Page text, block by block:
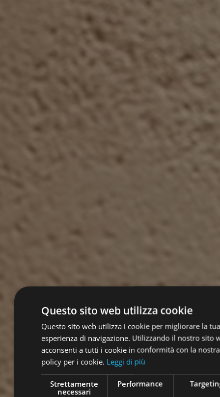
Questo sito web utilizza cookie
Questo sito web utilizza i cookie per migliorare la tua
esperienza di navigazione. Utilizzando il nostro sito
acconsenti a tutti i cookie in conformità con la nostra
policy per i cookie. Leggi di più
Strettamente
necessari
Performance